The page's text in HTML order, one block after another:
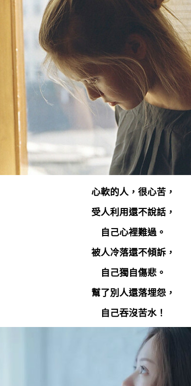
心軟的人，很心苦，
受人利用還不說話，
自己心裡難過。
被人冷落還不傾訴，
自己獨自傷悲。
幫了別人還落埋怨，
自己吞沒苦水！